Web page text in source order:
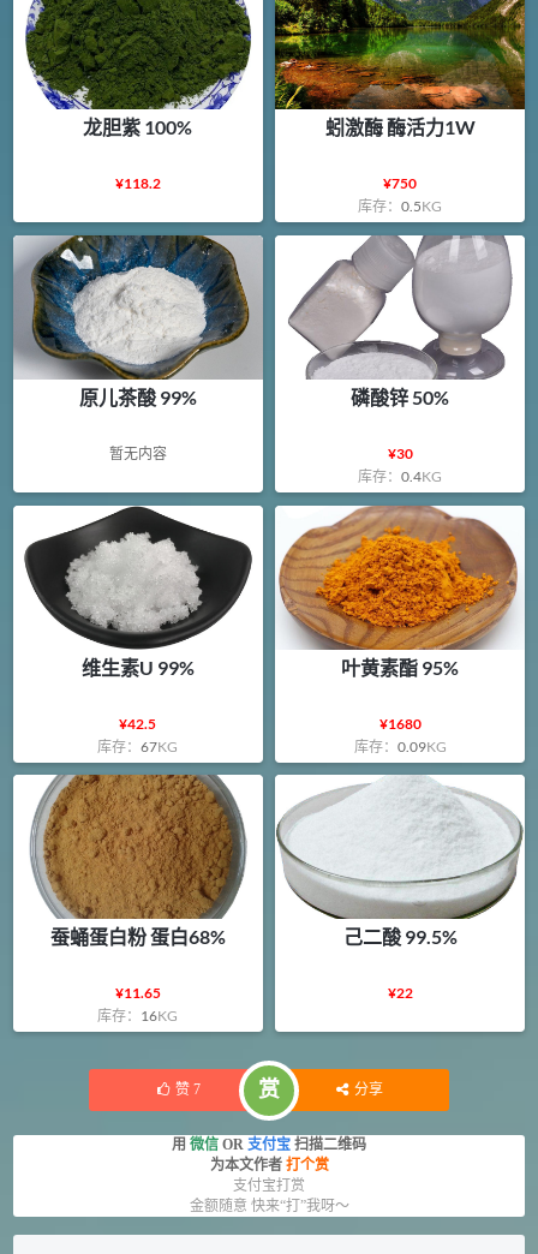
龙胆紫 100%
¥118.2
蚓激酶 酶活力1W
¥750
库存：0.5KG
原儿茶酸 99%
暂无内容
磷酸锌 50%
¥30
库存：0.4KG
维生素U 99%
¥42.5
库存：67KG
叶黄素酯 95%
¥1680
库存： 0.09KG
蚕蛹蛋白粉 蛋白68%
¥11.65
库存： 16KG
己二酸 99.5%
¥22
赞 7 赏 分享
用 微信 OR 支付宝 扫描二维码
为本文作者 打个赏
支付宝打赏
金额随意 快来“打”我呀～